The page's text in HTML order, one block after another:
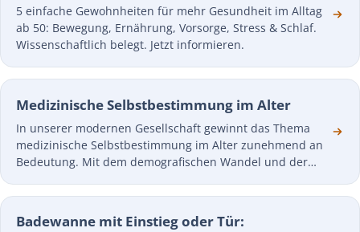
5 einfache Gewohnheiten für mehr Gesundheit im Alltag
ab 50: Bewegung, Ernährung, Vorsorge, Stress & Schlaf.
Wissenschaftlich belegt. Jetzt informieren.
Medizinische Selbstbestimmung im Alter
In unserer modernen Gesellschaft gewinnt das Thema
medizinische Selbstbestimmung im Alter zunehmend an
Bedeutung. Mit dem demografischen Wandel und der…
Badewanne mit Einstieg oder Tür: